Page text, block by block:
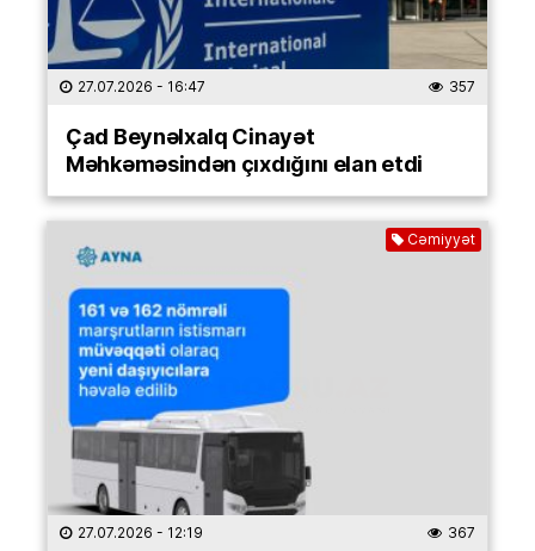
27.07.2026 - 16:47 357
Çad Beynəlxalq Cinayət
Məhkəməsindən çıxdığını elan etdi
Cəmiyyət
27.07.2026 - 12:19 367